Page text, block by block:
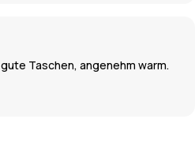
Taschen, angenehm warm.